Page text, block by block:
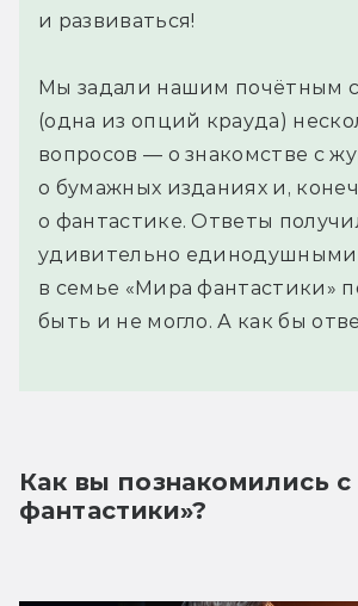
и развиваться!
Мы задали нашим почётным
(одна из опций крауда)
вопросов — о знакомстве с
о бумажных изданиях и,
о фантастике. Ответы
удивительно
в семье «Мира фантастики»
быть и не могло. А как бы
Как вы познакомились
фантастики»?